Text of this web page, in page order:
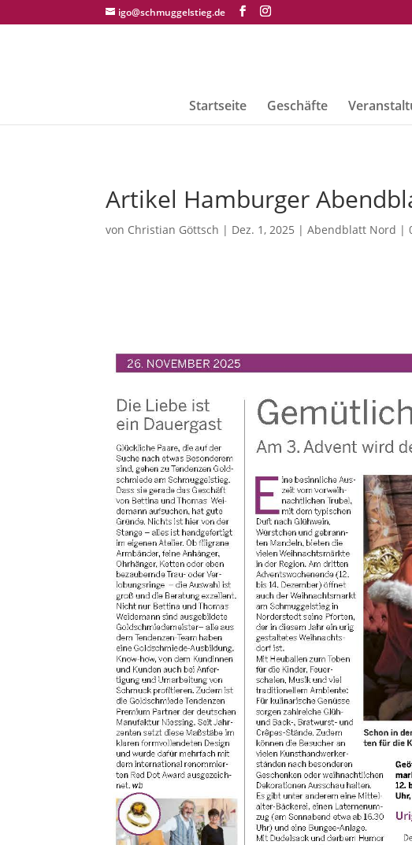
igo@schmuggelstieg.de
Startseite Geschäfte
Artikel Hamburger
von Christian Göttsch | Dez. 1, 2025 |Abendblatt Nord |